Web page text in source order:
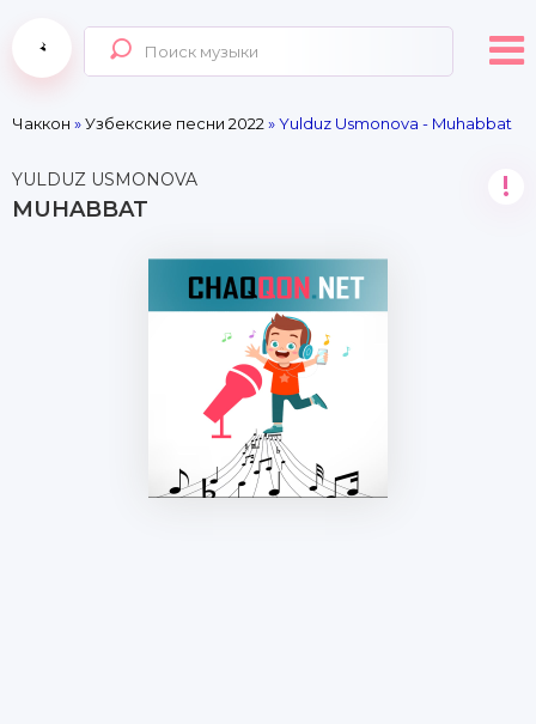
Чаккон »Узбекские песни 2022 » Yulduz Usmonova - Muhabbat
YULDUZ USMONOVA
MUHABBAT
!